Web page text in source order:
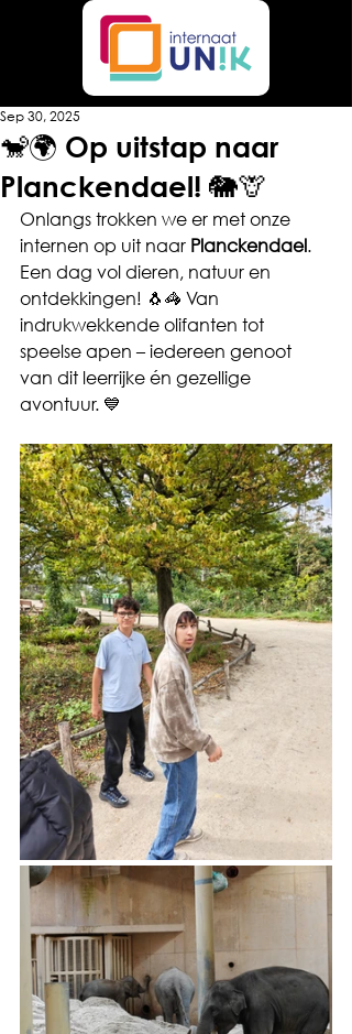
🐒🌍 Op uitstap naar
Planckendael! 🐘🦒
Sep 30, 2025
Onlangs trokken we er met onze
internen op uit naar Planckendael.
Een dag vol dieren, natuur en
ontdekkingen! 🐧🦓 Van
indrukwekkende olifanten tot
speelse apen – iedereen genoot
van dit leerrijke én gezellige
avontuur. 💙